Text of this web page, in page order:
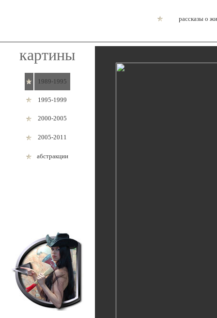
рассказы о
картины
1989-1995
1995-1999
2000-2005
2005-2011
абстракции